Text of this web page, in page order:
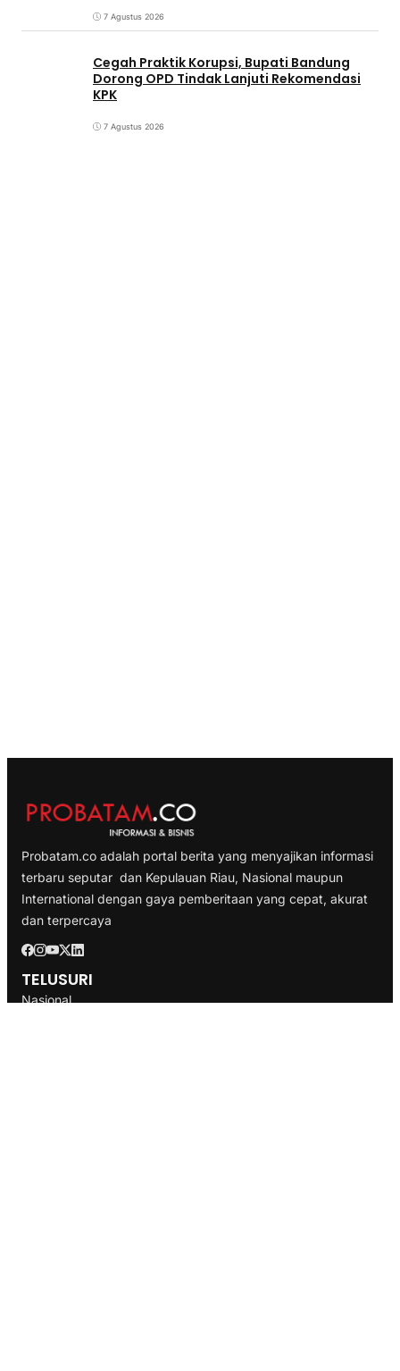
7 Agustus 2026
Cegah Praktik Korupsi, Bupati Bandung
Dorong OPD Tindak Lanjuti Rekomendasi
KPK
7 Agustus 2026
Probatam.co adalah portal berita yang menyajikan informasi
terbaru seputar dan Kepulauan Riau, Nasional maupun
International dengan gaya pemberitaan yang cepat, akurat
dan terpercaya
TELUSURI
Nasional